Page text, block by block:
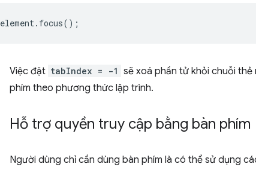
element. focus();
Việc đặt tabIndex = -1 sẽ xoá phần tử khỏi chuỗi
phím theo phương thức lập trình.
Hỗ trợ quyền truy cập bằng bàn phím
Người dùng chỉ cần dùng bàn phím là có thể sử dụng